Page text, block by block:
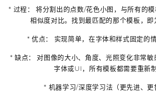
* 过程：
将分割出的点数/花色小图，与所有的
相似度对比。找到最匹配的那个模板，即
*优点： 实现简单，在字体和样式固定的
* 缺点：
对图像的大小、角度、光照变化非常
字体或UI，所有模板都需要重新制
* 机器学习/深度学习法（更先进、更